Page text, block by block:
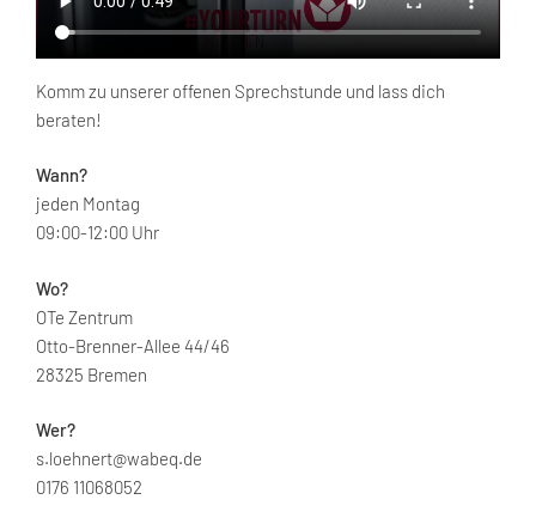
Komm zu unserer offenen Sprechstunde und lass dich
beraten!
Wann?
jeden Montag
09:00-12:00 Uhr
Wo?
OTe Zentrum
Otto-Brenner-Allee 44/46
28325 Bremen
Wer?
s.loehnert@wabeq.de
0176 11068052